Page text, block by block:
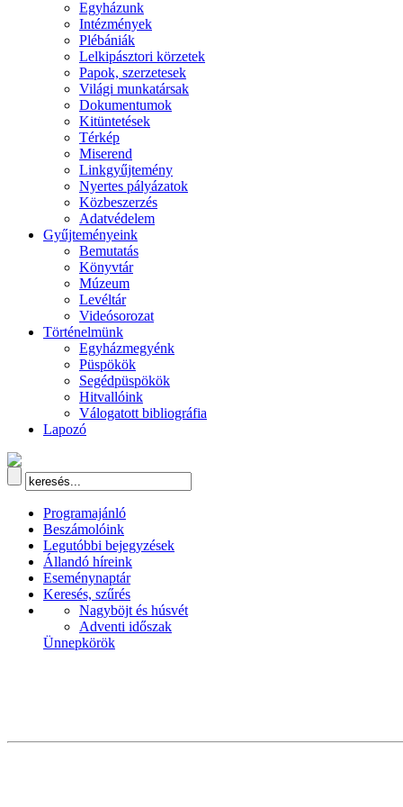
Egyházunk
Intézmények
Plébániák
Lelkipásztori körzetek
Papok, szerzetesek
Világi munkatársak
Dokumentumok
Kitüntetések
Térkép
Miserend
Linkgyűjtemény
Nyertes pályázatok
Közbeszerzés
Adatvédelem
Gyűjteményeink
Bemutatás
Könyvtár
Múzeum
Levéltár
Videósorozat
Történelmünk
Egyházmegyénk
Püspökök
Segédpüspökök
Hitvallóink
Válogatott bibliográfia
Lapozó
Programajánló
Beszámolóink
Legutóbbi bejegyzések
Állandó híreink
Eseménynaptár
Keresés, szűrés
Nagyböjt és húsvét
Adventi időszak
Ünnepkörök